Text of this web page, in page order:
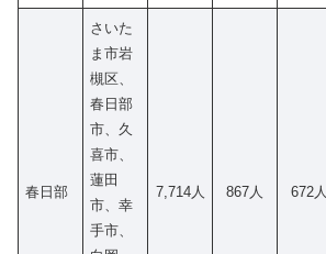
春日部
さいた
ま市岩
槻区、
春日部
市、久
喜市、
蓮田
市、幸
手市、
7,714人 867人 672人